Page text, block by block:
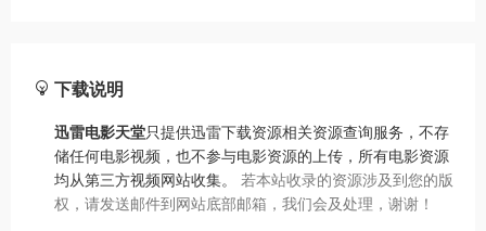
下载说明
迅雷电影天堂只提供迅雷下载资源相关资源查询服务，不存
储任何电影视频，也不参与电影资源的上传，所有电影资源
均从第三方视频网站收集。 若本站收录的资源涉及到您的版
权，请发送邮件到网站底部邮箱，我们会及处理，谢谢！